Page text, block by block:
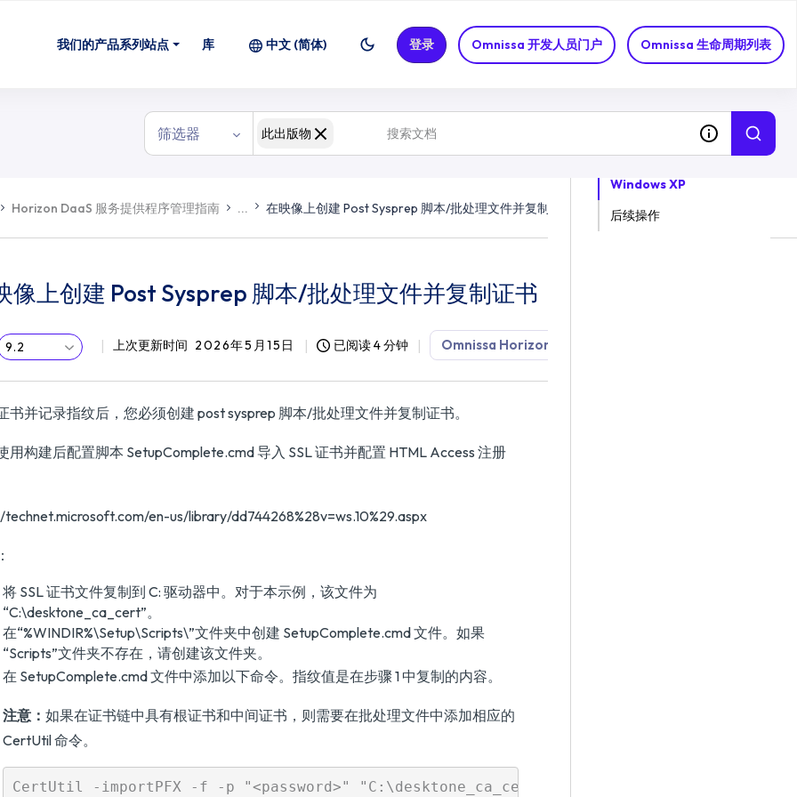
我们的产品系列站点 库 Omnissa 开发人员门户 Omnissa 生命周期列表
中文 (简体) 登录
筛选器 此出版物
文件并复制证书
Horizon DaaS 服务提供程序管理指南 ... 在映像上创建 Post Sysprep 脚本/批处理文件并复制证书
像上创建 Post Sysprep 脚本/批处理文件并复制证书
9.2 上次更新时间 2026年5月15日 已阅读 4 分钟 Omnissa Horizon DaaS
书并记录指纹后，您必须创建 post sysprep 脚本/批处理文件并复制证书。
用构建后配置脚本 SetupComplete.cmd 导入 SSL 证书并配置 HTML Access 注册
en-us/library/dd744268%28v=ws.10%29.aspx
将 SSL 证书文件复制到 C: 驱动器中。对于本示例，该文件为
“C:\desktone_ca_cert”。
在“%WINDIR%\Setup\Scripts\”文件夹中创建 SetupComplete.cmd 文件。如果
“Scripts”文件夹不存在，请创建该文件夹。
在 SetupComplete.cmd 文件中添加以下命令。指纹值是在步骤 1 中复制的内容。
注意： 如果在证书链中具有根证书和中间证书，则需要在批处理文件中添加相应的
CertUtil 命令。
CertUtil -importPFX -f -p "<password>" "C:\desktone_ca_cert.pfx"
Windows XP
后续操作